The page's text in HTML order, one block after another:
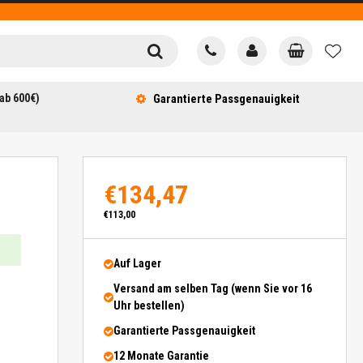
600€) Garantierte Passgenauigkeit
€134,47
€113,00
Auf Lager
Versand am selben Tag (wenn Sie vor 16
Uhr bestellen)
Garantierte Passgenauigkeit
12 Monate Garantie